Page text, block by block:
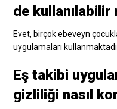
de kullanılabilir
Evet, birçok ebeveyn
uygulamaları
Eş takibi
gizliliği nasıl